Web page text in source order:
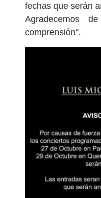
fechas que serán
Agradecemos
comprensión".